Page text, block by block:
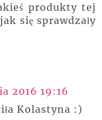
produkty tej
się sprawdzały
2016 19:16
Kolastyna :)